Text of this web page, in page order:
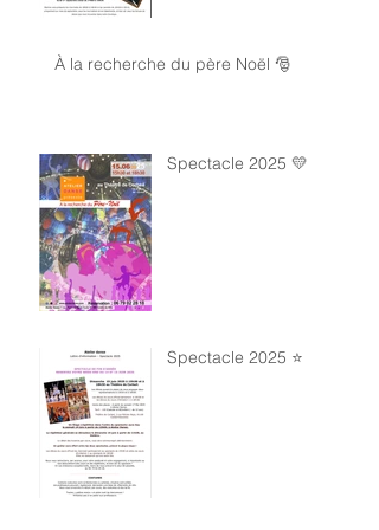
À la recherche du père Noël 🎅
Spectacle 2025 💛
Spectacle 2025 ⭐️